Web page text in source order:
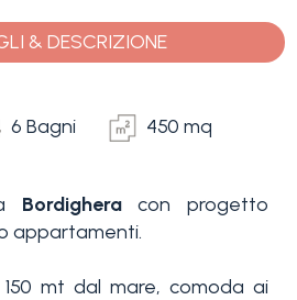
& DESCRIZIONE
6 Bagni 450 mq
Bordigheracon progetto
appartamenti.
mt dal mare, comoda ai